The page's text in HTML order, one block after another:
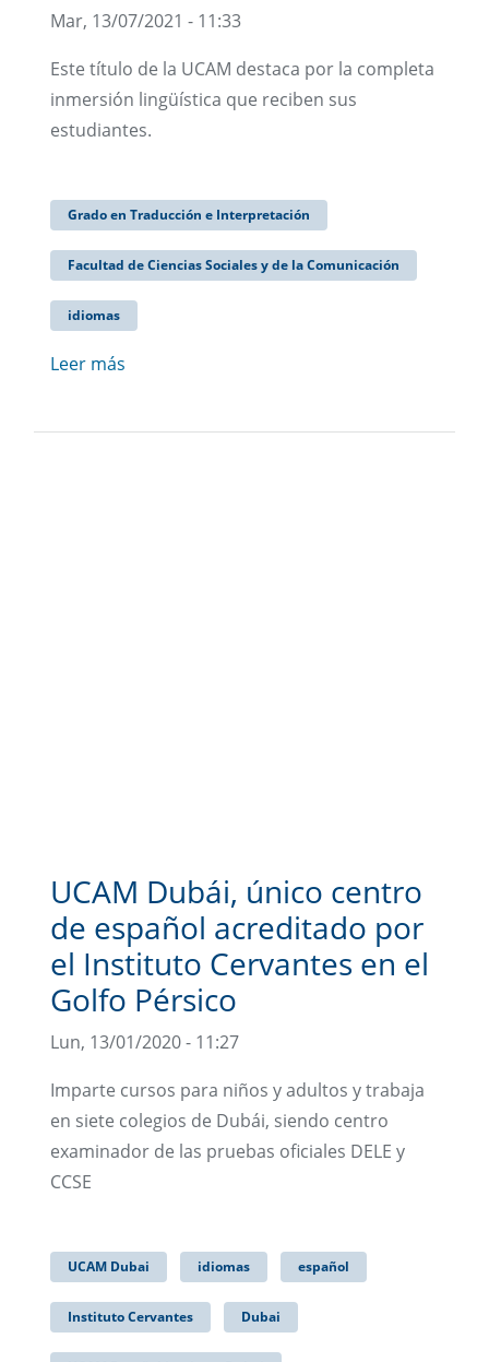
Mar, 13/07/2021 - 11:33
Este título de la UCAM destaca por la completa
inmersión lingüística que reciben sus
estudiantes.
Grado en Traducción e Interpretación
Facultad de Ciencias Sociales y de la Comunicación
idiomas
Leer más
UCAM Dubái, único centro
de español acreditado por
el Instituto Cervantes en el
Golfo Pérsico
Lun, 13/01/2020 - 11:27
Imparte cursos para niños y adultos y trabaja
en siete colegios de Dubái, siendo centro
examinador de las pruebas oficiales DELE y
CCSE
UCAM Dubai idiomas español
Instituto Cervantes Dubai